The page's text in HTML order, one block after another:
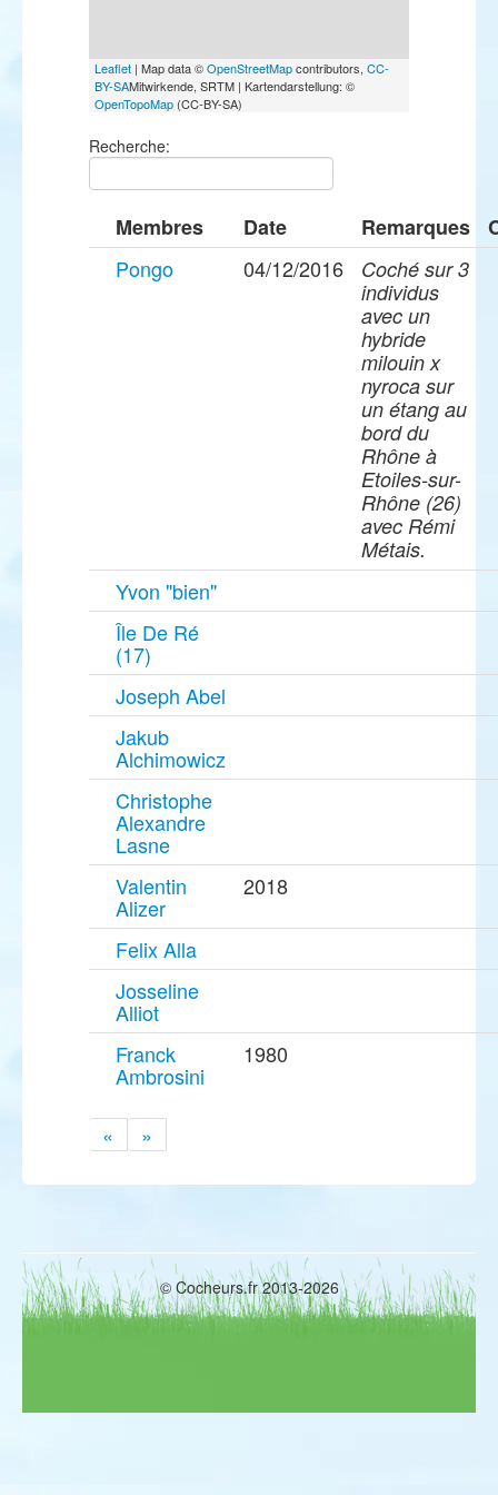
Leaflet | Map data ©OpenStreetMapcontributors, CC-
BY-SAMitwirkende, SRTM | Kartendarstellung: ©
OpenTopoMap (CC-BY-SA)
Recherche:
Membres Date Remarques
Pongo
04/12/2016
Coché sur 3
individus
avec un
hybride
milouin x
nyroca sur
un étang au
bord du
Rhône à
Etoiles-sur-
Rhône (26)
avec Rémi
Métais.
Yvon "bien"
Île De Ré
(17)
Joseph Abel
Jakub
Alchimowicz
Christophe
Alexandre
Lasne
Valentin
Alizer
2018
Felix Alla
Josseline
Alliot
Franck
Ambrosini
1980
« »
© Cocheurs.fr 2013-2026